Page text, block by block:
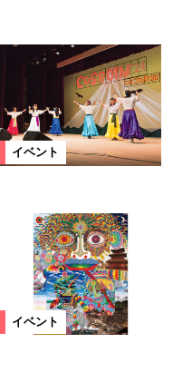
イベント
イベント